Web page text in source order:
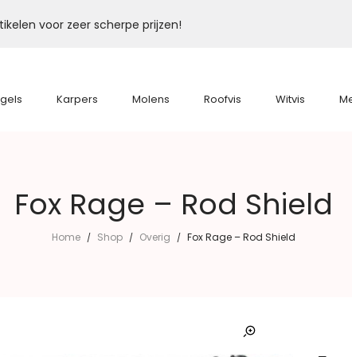
voor zeer scherpe prijzen!
Karpers Molens Roofvis Witvis
Fox Rage – Rod Shield
Home / Shop / Overig / Fox Rage – Rod Shield